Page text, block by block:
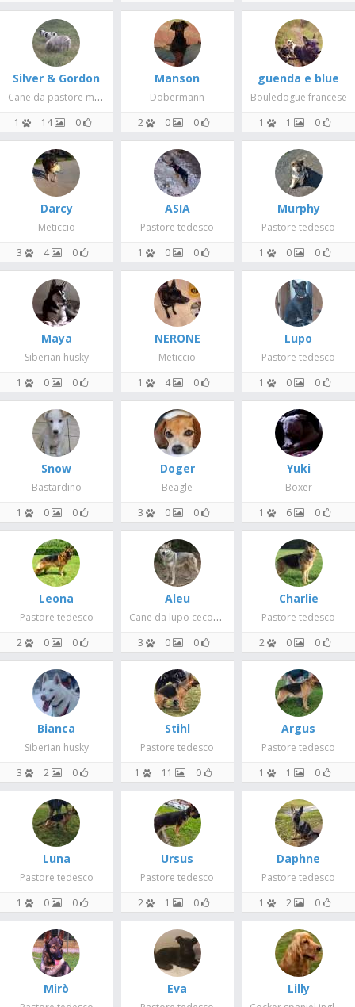
Silver & Gordon
Cane da pastore maremmano abruzzese
1 14 0
Manson
Dobermann
2
0 0
guenda e blue
Bouledogue francese
1
1 0
Darcy
Meticcio
3
4 0
ASIA
Pastore tedesco
1
0 0
Murphy
Pastore tedesco
1
0 0
Maya
Siberian husky
1
0 0
NERONE
Meticcio
1
4 0
Lupo
Pastore tedesco
1
0 0
Snow
Bastardino
1
0 0
Doger
Beagle
3
0 0
Yuki
Boxer
1
6 0
Leona
Pastore tedesco
2
0 0
Aleu
Cane da lupo cecoslovacco
3 0 0
Charlie
Pastore tedesco
2
0 0
Bianca
Siberian husky
3
2 0
Stihl
Pastore tedesco
1
11 0
Argus
Pastore tedesco
1
1 0
Luna
Pastore tedesco
1
0 0
Ursus
Pastore tedesco
2
1 0
Daphne
Pastore tedesco
1
2 0
Mirò Eva
Lilly